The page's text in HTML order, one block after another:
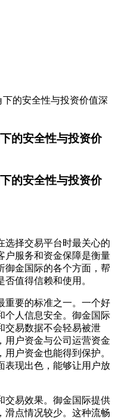
的安全性与投资价值深
的安全性与投资价
的安全性与投资价
选择交易平台时最关心的
户服务和资金保障是衡量
御金国际的各个方面，帮
值得信赖和使用。
重要的标准之一。一个好
个人信息安全。御金国际
交易数据不会轻易被泄
用户资金与公司运营资金
户资金也能得到保护。
表现出色，能够让用户放
交易效果。御金国际提供
滑点情况较少。这种流畅